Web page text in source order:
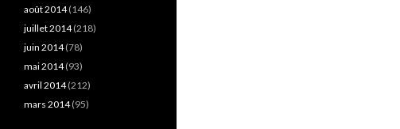
août 2014(146)
juillet 2014(218)
juin 2014(78)
mai 2014(93)
avril 2014(212)
mars 2014(95)